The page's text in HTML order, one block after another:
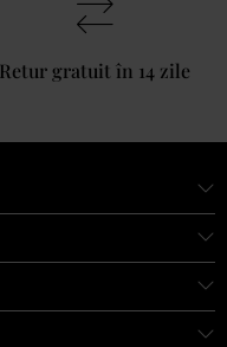
Retur gratuit în 14 zile